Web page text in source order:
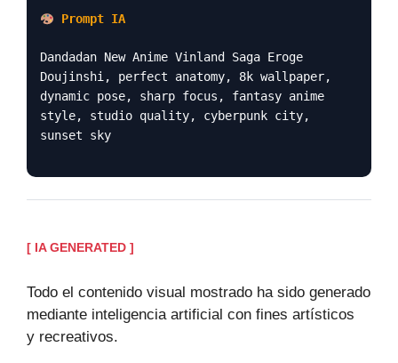
Prompt IA
Dandadan New Anime Vinland Saga Eroge
Doujinshi, perfect anatomy, 8k wallpaper,
dynamic pose, sharp focus, fantasy anime
style, studio quality, cyberpunk city,
sunset sky
[ IA GENERATED ]
Todo el contenido visual mostrado ha sido generado
mediante inteligencia artificial con fines artísticos
y recreativos.